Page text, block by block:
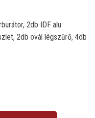
2db IDF alu
2db ovál légszűrő, 4db